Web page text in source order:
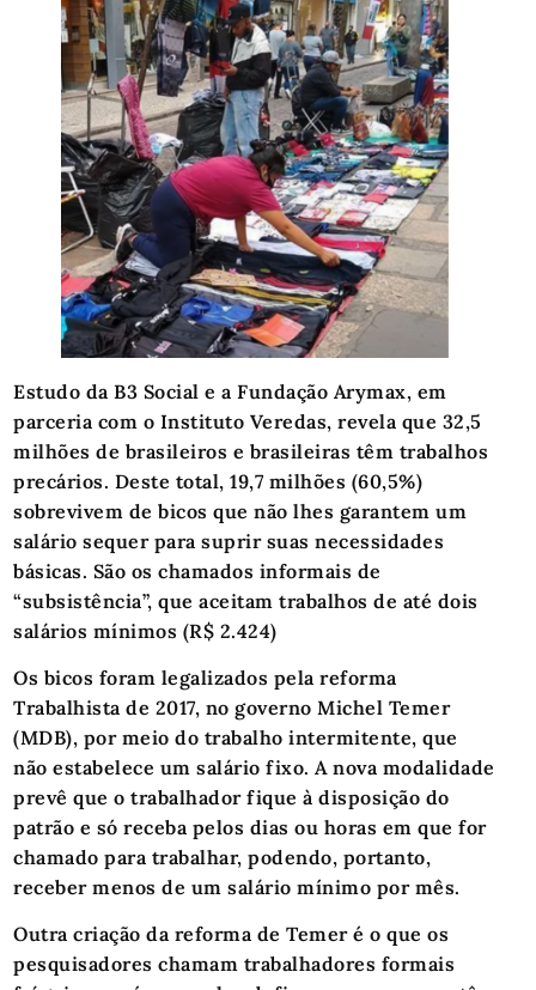
Estudo da B3 Social e a Fundação Arymax, em
parceria com o Instituto Veredas, revela que 32,5
milhões de brasileiros e brasileiras têm trabalhos
precários. Deste total, 19,7 milhões (60,5%)
sobrevivem de bicos que não lhes garantem um
salário sequer para suprir suas necessidades
básicas. São os chamados informais de
“subsistência”, que aceitam trabalhos de até dois
salários mínimos (R$ 2.424)
Os bicos foram legalizados pela reforma
Trabalhista de 2017, no governo Michel Temer
(MDB), por meio do trabalho intermitente, que
não estabelece um salário fixo. A nova modalidade
prevê que o trabalhador fique à disposição do
patrão e só receba pelos dias ou horas em que for
chamado para trabalhar, podendo, portanto,
receber menos de um salário mínimo por mês.
Outra criação da reforma de Temer é o que os
pesquisadores chamam trabalhadores formais